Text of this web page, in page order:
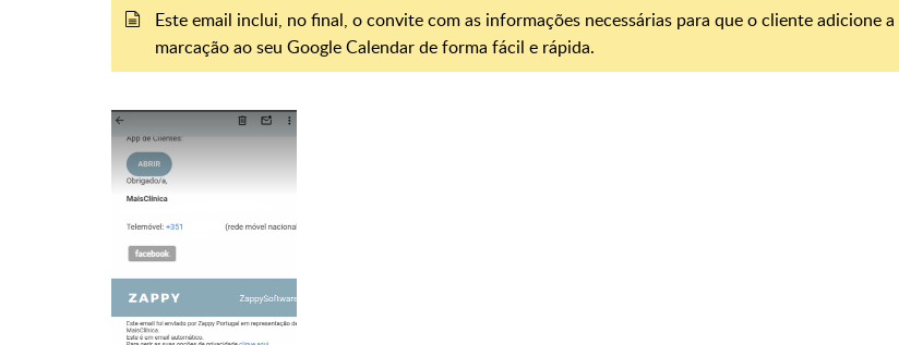
Este email inclui, no final, o convite com as informações necessárias para que o cliente adicione a
marcação ao seu Google Calendar de forma fácil e rápida.